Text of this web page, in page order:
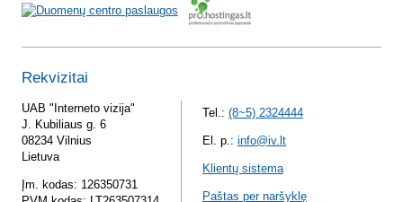
Rekvizitai
UAB "Interneto vizija"
J. Kubiliaus g. 6
08234 Vilnius
Lietuva
Įm. kodas: 126350731
Tel.: (8~5) 2324444
El. p.: info@iv.lt
Klientų sistema
Paštas per naršyklę